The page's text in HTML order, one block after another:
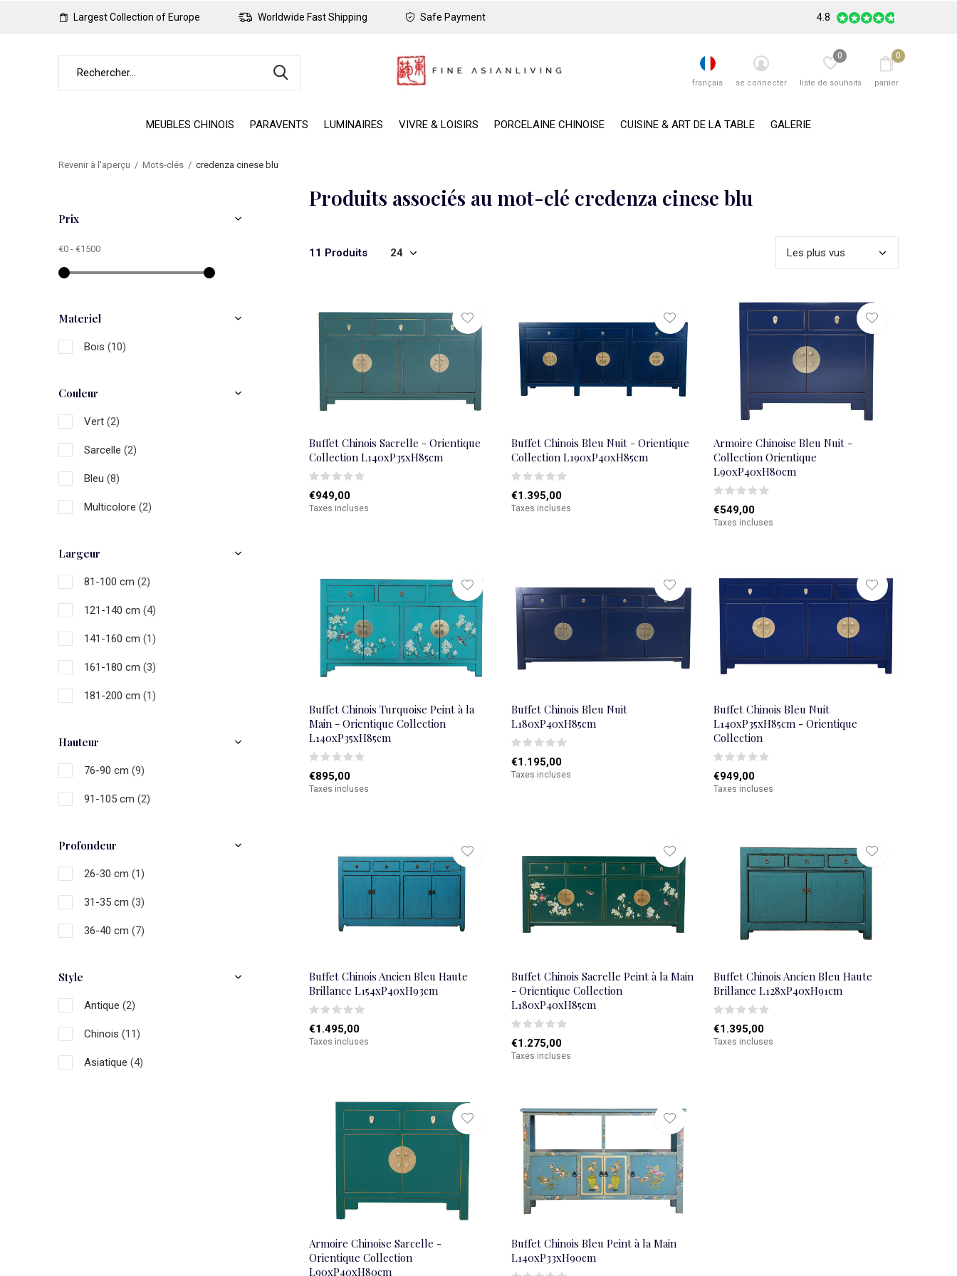
MEUBLES CHINOIS PARAVENTS LUMINAIRES VIVRE & LOISIRS PORCELAINE CHINOISE CUISINE & ART DE LA TABLE GALERIE
français se connecter liste de souhaits
0
panier
0
Largest Collection of Europe Worldwide Fast Shipping Safe Payment 4.8
Revenir à l'aperçu Mots-clés credenza cinese blu
Produits associés au mot-clé credenza cinese blu
11 Produits
Buffet Chinois Sacrelle - Orientique
Collection L140xP35xH85cm
€949,00
Taxes incluses
Buffet Chinois Bleu Nuit - Orientique
Collection L190xP40xH85cm
€1.395,00
Taxes incluses
Armoire Chinoise Bleu Nuit -
Collection Orientique
L90xP40xH80cm
€549,00
Taxes incluses
Buffet Chinois Turquoise Peint à la
Main - Orientique Collection
L140xP35xH85cm
€895,00
Taxes incluses
Buffet Chinois Bleu Nuit
L180xP40xH85cm
€1.195,00
Taxes incluses
Buffet Chinois Bleu Nuit
L140xP35xH85cm - Orientique
Collection
€949,00
Taxes incluses
Buffet Chinois Ancien Bleu Haute
Brillance L154xP40xH93cm
€1.495,00
Taxes incluses
Buffet Chinois Sacrelle Peint à la Main
- Orientique Collection
L180xP40xH85cm
€1.275,00
Taxes incluses
Buffet Chinois Ancien Bleu Haute
Brillance L128xP40xH91cm
€1.395,00
Taxes incluses
Armoire Chinoise Sarcelle -
Orientique Collection
L90xP40xH80cm
Buffet Chinois Bleu Peint à la Main
L140xP33xH90cm
Prix
€0 - €1500
Materiel
Bois (10)
Couleur
Vert (2)
Sarcelle (2)
Bleu (8)
Multicolore (2)
Largeur
81-100 cm (2)
121-140 cm (4)
141-160 cm (1)
161-180 cm (3)
181-200 cm (1)
Hauteur
76-90 cm (9)
91-105 cm (2)
Profondeur
26-30 cm (1)
31-35 cm (3)
36-40 cm (7)
Style
Antique (2)
Chinois (11)
Asiatique (4)